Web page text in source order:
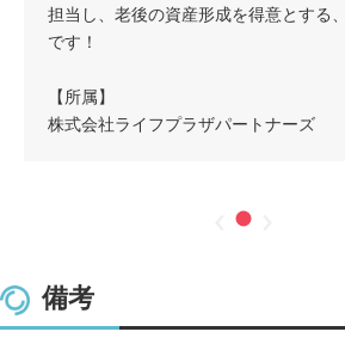
担当し、老後の資産形成を得意とする
です！
【所属】
株式会社ライフプラザパートナーズ
備考